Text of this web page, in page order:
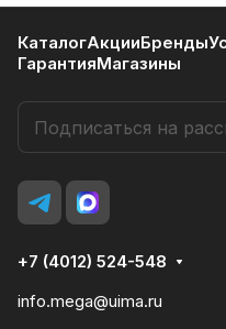
КаталогАкцииБренды
ГарантияМагазины
+7 (4012) 524-548
info.mega@uima.ru